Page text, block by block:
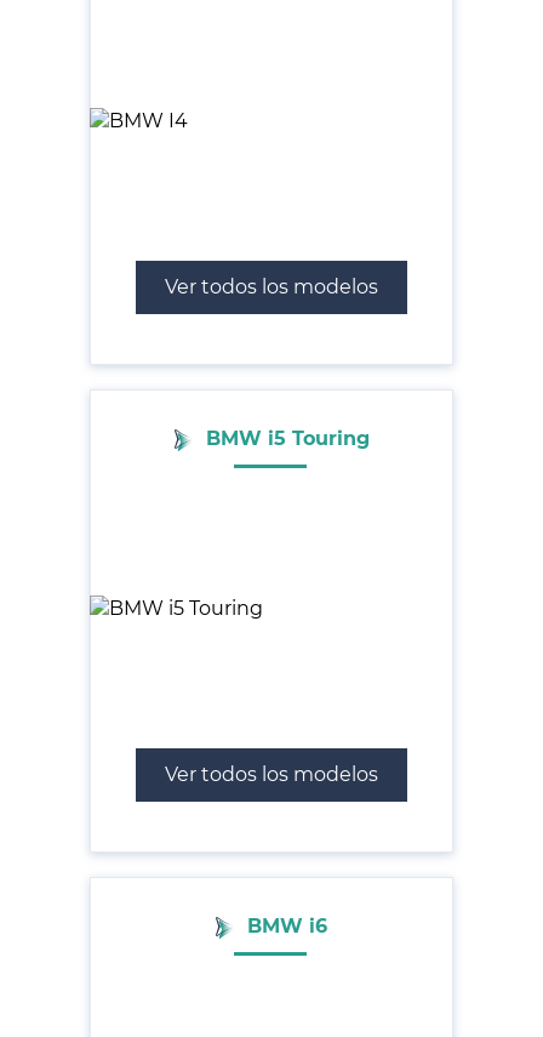
Ver todos los modelos
BMW i5 Touring
Ver todos los modelos
BMW i6